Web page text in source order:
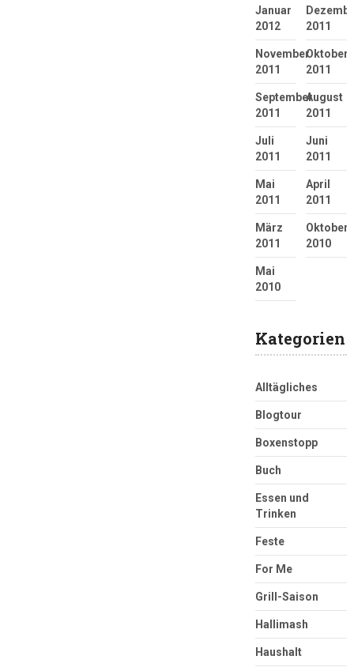
Januar
2012
2011
November
2011
Oktober
2011
September
2011
August
2011
Juli
2011
Juni
2011
Mai
2011
April
2011
März
2011
Oktober
2010
Mai
2010
Kategorien
Alltägliches
Blogtour
Boxenstopp
Buch
Essen und
Trinken
Feste
For Me
Grill-Saison
Hallimash
Haushalt